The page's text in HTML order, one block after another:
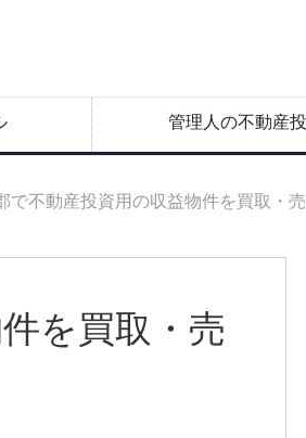
管理人の不動産
で不動産投資用の収益物件を買取・
を買取・売